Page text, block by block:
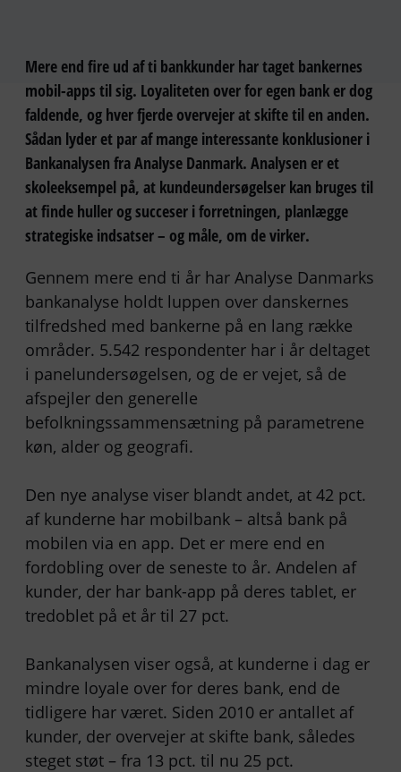
Mere end fire ud af ti bankkunder har taget bankernes
mobil-apps til sig. Loyaliteten over for egen bank er dog
faldende, og hver fjerde overvejer at skifte til en anden.
Sådan lyder et par af mange interessante konklusioner i
Bankanalysen fra Analyse Danmark. Analysen er et
skoleeksempel på, at kundeundersøgelser kan bruges til
at finde huller og succeser i forretningen, planlægge
strategiske indsatser – og måle, om de virker.
Gennem mere end ti år har Analyse Danmarks
bankanalyse holdt luppen over danskernes
tilfredshed med bankerne på en lang række
områder. 5.542 respondenter har i år deltaget
i panelundersøgelsen, og de er vejet, så de
afspejler den generelle
befolkningssammensætning på parametrene
køn, alder og geografi.
Den nye analyse viser blandt andet, at 42 pct.
af kunderne har mobilbank – altså bank på
mobilen via en app. Det er mere end en
fordobling over de seneste to år. Andelen af
kunder, der har bank-app på deres tablet, er
tredoblet på et år til 27 pct.
Bankanalysen viser også, at kunderne i dag er
mindre loyale over for deres bank, end de
tidligere har været. Siden 2010 er antallet af
kunder, der overvejer at skifte bank, således
steget støt – fra 13 pct. til nu 25 pct.